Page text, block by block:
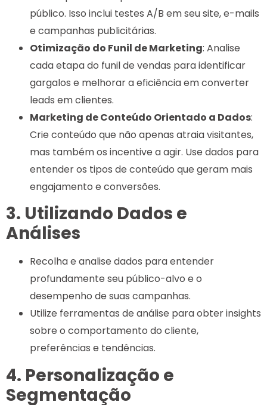
público. Isso inclui testes A/B em seu site, e-mails
e campanhas publicitárias.
Otimização do Funil de Marketing: Analise
cada etapa do funil de vendas para identificar
gargalos e melhorar a eficiência em converter
leads em clientes.
Marketing de Conteúdo Orientado a Dados:
Crie conteúdo que não apenas atraia visitantes,
mas também os incentive a agir. Use dados para
entender os tipos de conteúdo que geram mais
engajamento e conversões.
3. Utilizando Dados e
Análises
Recolha e analise dados para entender
profundamente seu público-alvo e o
desempenho de suas campanhas.
Utilize ferramentas de análise para obter insights
sobre o comportamento do cliente,
preferências e tendências.
4. Personalização e
Segmentação